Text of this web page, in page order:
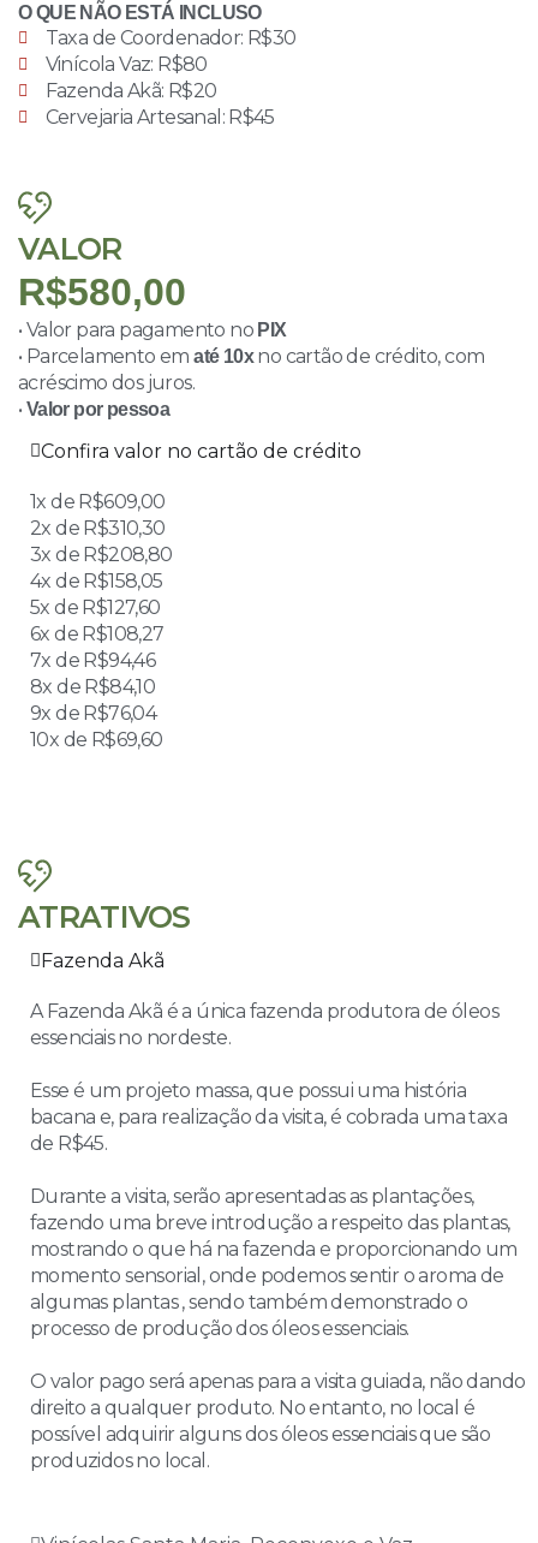
O QUE NÃO ESTÁ INCLUSO
Taxa de Coordenador: R$30
Vinícola Vaz: R$80
Fazenda Akã: R$20
Cervejaria Artesanal: R$45
VALOR
R$580,00
• Valor para pagamento no PIX
• Parcelamento ematé 10xno cartão de crédito, com
acréscimo dos juros.
• Valor por pessoa
Confira valor no cartão de crédito
1x de R$609,00
2x de R$310,30
3x de R$208,80
4x de R$158,05
5x de R$127,60
6x de R$108,27
7x de R$94,46
8x de R$84,10
9x de R$76,04
10x de R$69,60
ATRATIVOS
Fazenda Akã
A Fazenda Akã é a única fazenda produtora de óleos
essenciais no nordeste.
Esse é um projeto massa, que possui uma história
bacana e, para realização da visita, é cobrada uma taxa
de R$45.
Durante a visita, serão apresentadas as plantações,
fazendo uma breve introdução a respeito das plantas,
mostrando o que há na fazenda e proporcionando um
momento sensorial, onde podemos sentir o aroma de
algumas plantas , sendo também demonstrado o
processo de produção dos óleos essenciais.
O valor pago será apenas para a visita guiada, não dando
direito a qualquer produto. No entanto, no local é
possível adquirir alguns dos óleos essenciais que são
produzidos no local.